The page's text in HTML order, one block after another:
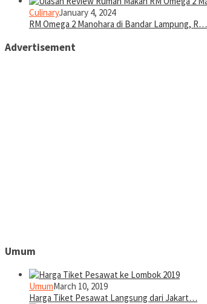
CulinaryJanuary 4, 2024
RM Omega 2 Manohara di Bandar Lampung, R…
Advertisement
Umum
UmumMarch 10, 2019
Harga Tiket Pesawat Langsung dari Jakart…